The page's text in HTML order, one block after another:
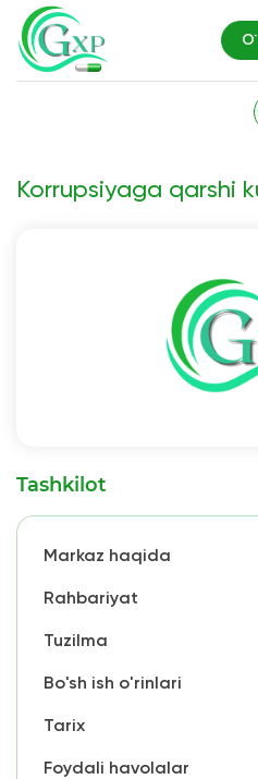
Korrupsiyaga qarshi
Tashkilot
Markaz haqida
Rahbariyat
Tuzilma
Bo'sh ish o'rinlari
Tarix
Foydali havolalar